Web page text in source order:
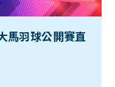
馬羽球公開賽直